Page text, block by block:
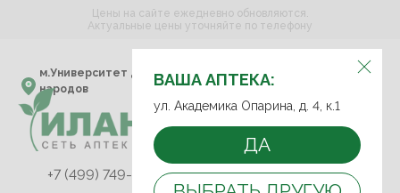
ВЫБЕРИТЕ АПТЕКУ:
м.Университет дружбы
народов
ул. Академика Опарина,
д. 4, к.1
ВАША АПТЕКА:
ул. Академика Опарина, д. 4, к.1
ДА
Цены на сайте ежедневно обновляются.
Актуальные цены уточняйте по телефону
+7 (499) 749-75-92
+7 (499) 749-74-89